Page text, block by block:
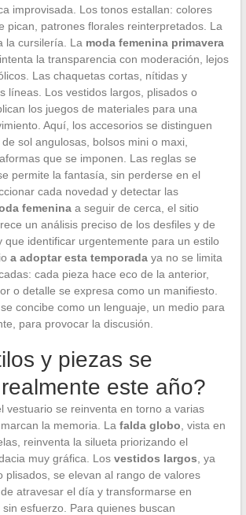
improvisada. Los tonos estallan: colores
pican, patrones florales reinterpretados. La
la cursilería. La moda femenina primavera
la transparencia con moderación, lejos
Las chaquetas cortas, nítidas y
líneas. Los vestidos largos, plisados o
los juegos de materiales para una
Aquí, los accesorios se distinguen
sol angulosas, bolsos mini o maxi,
que se imponen. Las reglas se
permite la fantasía, sin perderse en el
cada novedad y detectar las
femeninaa seguir de cerca, el sitio
un análisis preciso de los desfiles y de
que identificar urgentemente para un estilo
a adoptar esta temporadaya no se limita
cada pieza hace eco de la anterior,
o detalle se expresa como un manifiesto.
concibe como un lenguaje, un medio para
para provocar la discusión.
y piezas se
este año?
vestuario se reinventa en torno a varias
la memoria. La falda globo , vista en
reinventa la silueta priorizando el
muy gráfica. Los vestidos largos , ya
plisados, se elevan al rango de valores
atravesar el día y transformarse en
esfuerzo. Para quienes buscan